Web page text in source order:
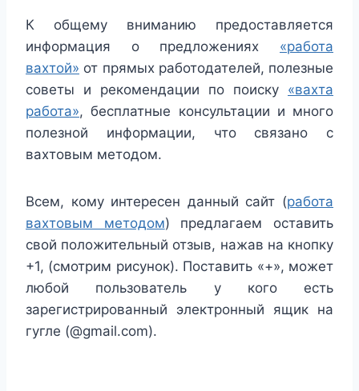
К общему вниманию предоставляется
информация о предложениях «работа
вахтой» от прямых работодателей, полезные
советы и рекомендации по поиску «вахта
работа», бесплатные консультации и много
полезной информации, что связано с
вахтовым методом.
Всем, кому интересен данный сайт (работа
вахтовым методом) предлагаем оставить
свой положительный отзыв, нажав на кнопку
+1, (смотрим рисунок). Поставить «+», может
любой пользователь у кого есть
зарегистрированный электронный ящик на
гугле (@gmail.com).